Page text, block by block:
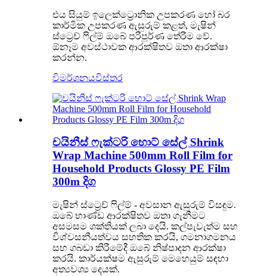
එය සියුම් ඉලෙක්ට්‍රොනික උපකරණ හෝ බර
කාර්මික උපකරණ ඇසුරුම් කළත්, මැෂින්
ස්ට්‍රෙච් ෆිල්ම් ඔබේ පරිපූර්ණ තේරීම වේ.
ඕනෑම අවස්ථාවක ආරක්ෂිතව ඔතා ආරක්ෂා
කරන්න.
විමර්ශනයවිස්තර
චයිනීස් ෆැක්ටරි හොට් සේල් Shrink
Wrap Machine 500mm Roll Film for
Household Products Glossy PE Film
300m දිග
මැෂින් ස්ට්‍රෙච් ෆිල්ම් - අවසාන ඇසුරුම් විසඳුම.
ඔබේ භාණ්ඩ ආරක්ෂිතව ඔතා ගැනීමට
අසමසම ශක්තියක් ලබා දෙයි. කල්පැවැත්ම සහ
විශ්වසනීයත්වය සහතික කරයි, ගමනාගමනය
සහ ගබඩා කිරීමේදී ඔබේ නිෂ්පාදන ආරක්ෂා
කරයි. කාර්යක්ෂම ඇසුරුම් මෙහෙයුම් සඳහා
අත්‍යවශ්‍ය දෙයක්.